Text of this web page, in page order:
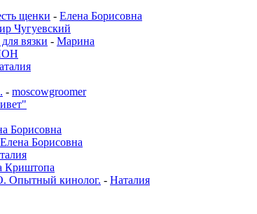
щенки - Елена Борисовна
Чугуевский
вязки - Марина
- moscowgroomer
Борисовна
Елена Борисовна
Криштопа
кинолог. - Наталия